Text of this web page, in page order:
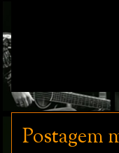
Postagem